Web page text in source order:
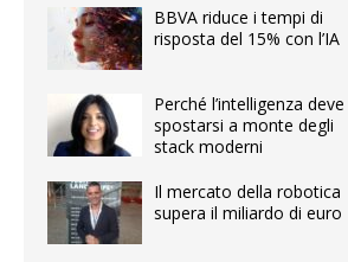
BBVA riduce i tempi di
risposta del 15% con l’IA
Perché l’intelligenza deve
spostarsi a monte degli
stack moderni
Il mercato della robotica
supera il miliardo di euro